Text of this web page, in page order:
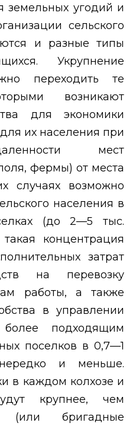
земельных угодий и
сельского
и разные типы
Укрупнение
переходить те
возникают
для экономики
их населения при
мест
фермы) от места
случаях возможно
населения в
(до 2—5 тыс.
концентрация
затрат
на перевозку
работы, а также
в управлении
более подходящим
поселков в 0,7—1
и меньше.
в каждом колхозе и
крупнее, чем
(или бригадные